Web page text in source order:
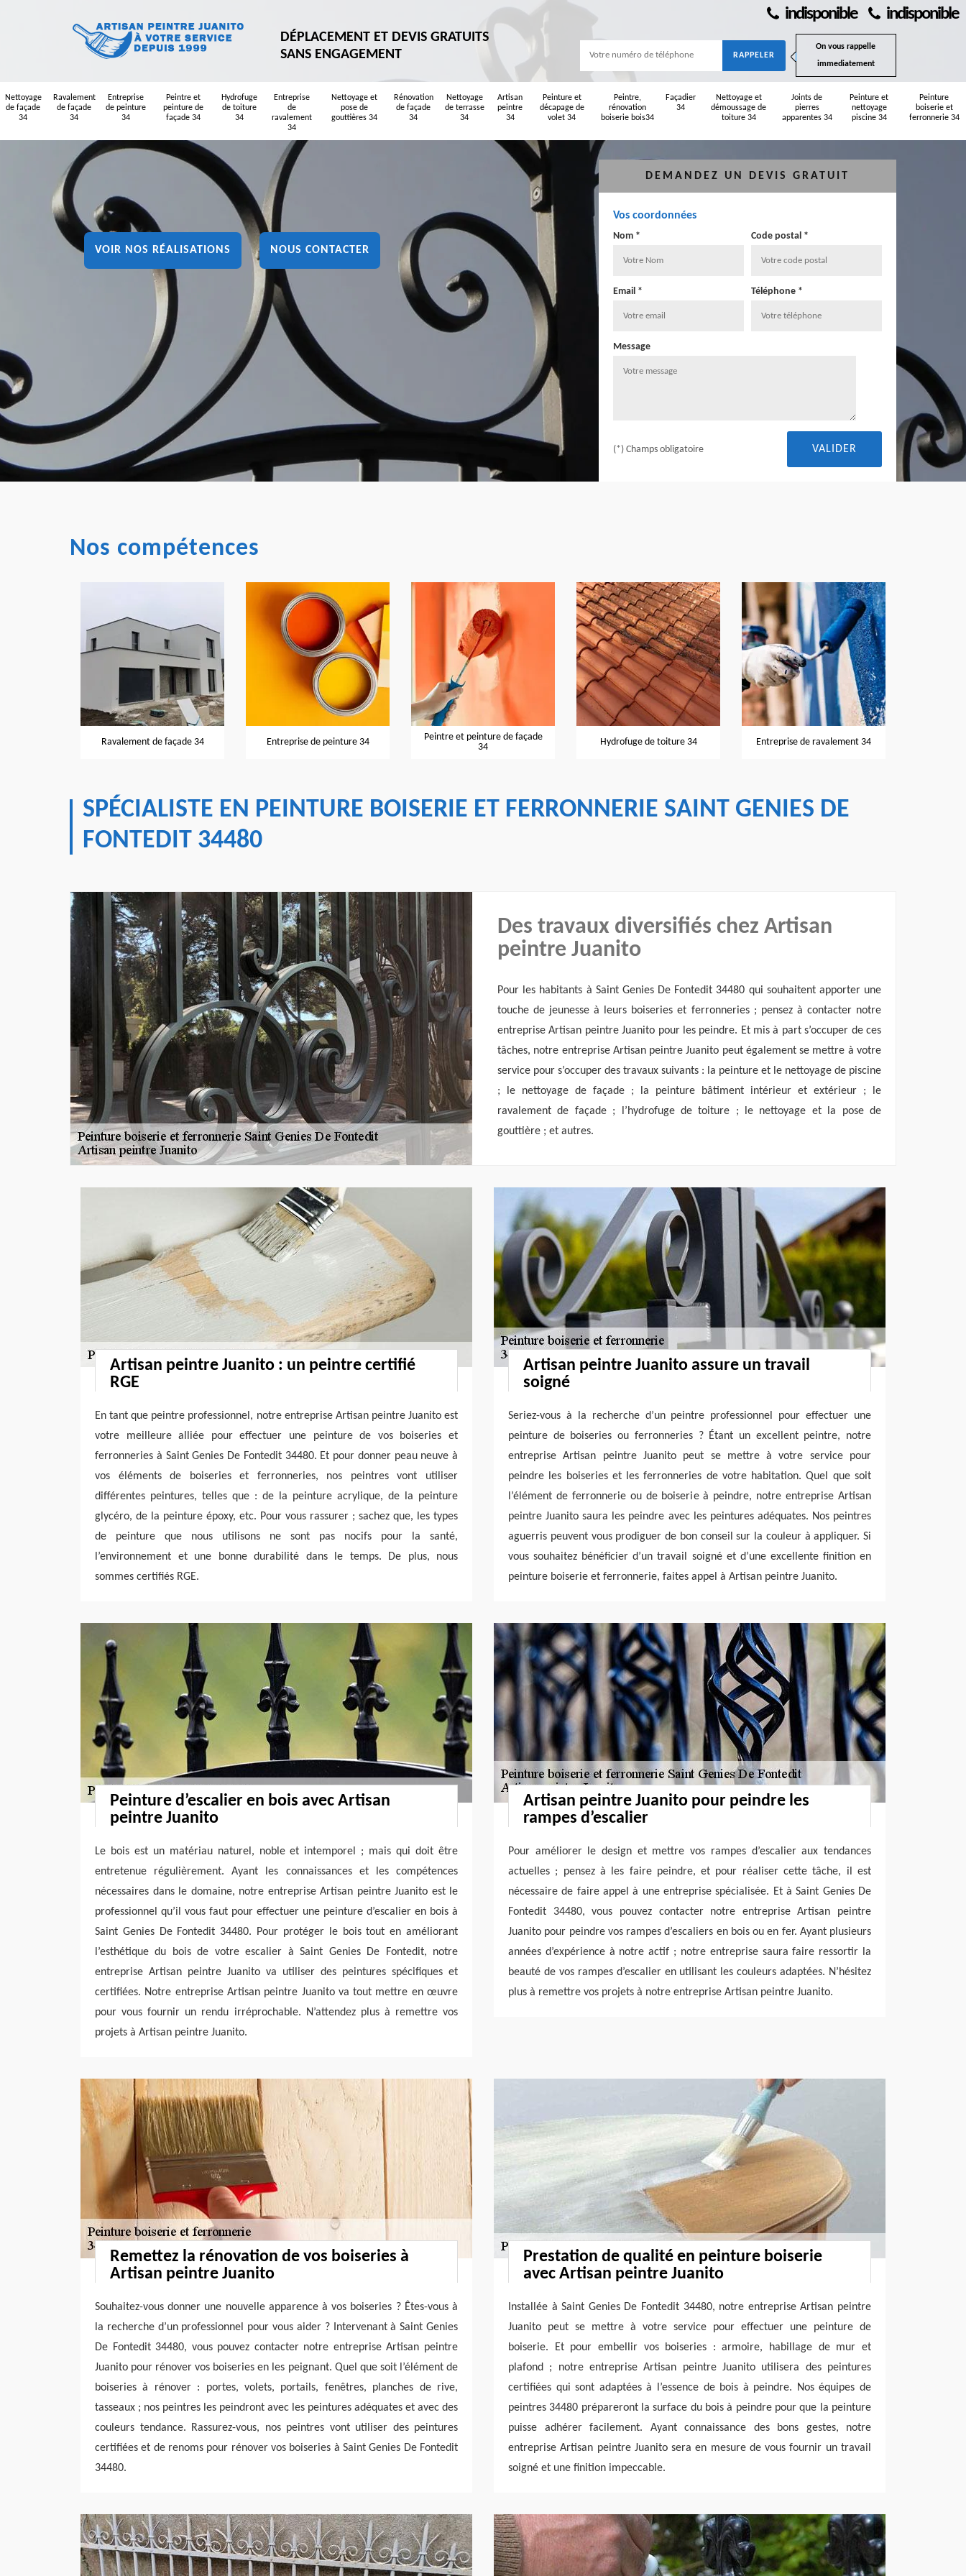
indisponible indisponible
DÉPLACEMENT ET DEVIS GRATUITS
SANS ENGAGEMENT
On vous rappelle
immediatement
Nettoyage
de façade
34
Ravalement
de façade
34
Entreprise
de peinture
34
Peintre et
peinture de
façade 34
Hydrofuge
de toiture
34
Entreprise
de
ravalement
34
Nettoyage et
pose de
gouttières 34
Rénovation
de façade
34
Nettoyage
de terrasse
34
Artisan
peintre
34
Peinture et
décapage de
volet 34
Peintre,
rénovation
boiserie bois34
Façadier
34
Nettoyage et
démoussage de
toiture 34
Joints de
pierres
apparentes 34
Peinture et
nettoyage
piscine 34
Peinture
boiserie et
ferronnerie 34
VOIR NOS RÉALISATIONS NOUS CONTACTER
DEMANDEZ UN DEVIS GRATUIT
Vos coordonnées
Nom * Code postal *
Email * Téléphone *
Message
(*) Champs obligatoire
Nos compétences
Ravalement de façade 34 Entreprise de peinture 34
Peintre et peinture de façade
34
Hydrofuge de toiture 34 Entreprise de ravalement 34
SPÉCIALISTE EN PEINTURE BOISERIE ET FERRONNERIE SAINT GENIES DE
FONTEDIT 34480
Des travaux diversifiés chez Artisan
peintre Juanito
Pour les habitants à Saint Genies De Fontedit 34480 qui souhaitent apporter une
touche de jeunesse à leurs boiseries et ferronneries ; pensez à contacter notre
entreprise Artisan peintre Juanito pour les peindre. Et mis à part s’occuper de ces
tâches, notre entreprise Artisan peintre Juanito peut également se mettre à votre
service pour s’occuper des travaux suivants : la peinture et le nettoyage de piscine
; le nettoyage de façade ; la peinture bâtiment intérieur et extérieur ; le
ravalement de façade ; l’hydrofuge de toiture ; le nettoyage et la pose de
gouttière ; et autres.
Artisan peintre Juanito : un peintre certifié
RGE
En tant que peintre professionnel, notre entreprise Artisan peintre Juanito est
votre meilleure alliée pour effectuer une peinture de vos boiseries et
ferronneries à Saint Genies De Fontedit 34480. Et pour donner peau neuve à
vos éléments de boiseries et ferronneries, nos peintres vont utiliser
différentes peintures, telles que : de la peinture acrylique, de la peinture
glycéro, de la peinture époxy, etc. Pour vous rassurer ; sachez que, les types
de peinture que nous utilisons ne sont pas nocifs pour la santé,
l’environnement et une bonne durabilité dans le temps. De plus, nous
sommes certifiés RGE.
Artisan peintre Juanito assure un travail
soigné
Seriez-vous à la recherche d’un peintre professionnel pour effectuer une
peinture de boiseries ou ferronneries ? Étant un excellent peintre, notre
entreprise Artisan peintre Juanito peut se mettre à votre service pour
peindre les boiseries et les ferronneries de votre habitation. Quel que soit
l’élément de ferronnerie ou de boiserie à peindre, notre entreprise Artisan
peintre Juanito saura les peindre avec les peintures adéquates. Nos peintres
aguerris peuvent vous prodiguer de bon conseil sur la couleur à appliquer. Si
vous souhaitez bénéficier d’un travail soigné et d’une excellente finition en
peinture boiserie et ferronnerie, faites appel à Artisan peintre Juanito.
Peinture d’escalier en bois avec Artisan
peintre Juanito
Le bois est un matériau naturel, noble et intemporel ; mais qui doit être
entretenue régulièrement. Ayant les connaissances et les compétences
nécessaires dans le domaine, notre entreprise Artisan peintre Juanito est le
professionnel qu’il vous faut pour effectuer une peinture d’escalier en bois à
Saint Genies De Fontedit 34480. Pour protéger le bois tout en améliorant
l’esthétique du bois de votre escalier à Saint Genies De Fontedit, notre
entreprise Artisan peintre Juanito va utiliser des peintures spécifiques et
certifiées. Notre entreprise Artisan peintre Juanito va tout mettre en œuvre
pour vous fournir un rendu irréprochable. N’attendez plus à remettre vos
projets à Artisan peintre Juanito.
Artisan peintre Juanito pour peindre les
rampes d’escalier
Pour améliorer le design et mettre vos rampes d’escalier aux tendances
actuelles ; pensez à les faire peindre, et pour réaliser cette tâche, il est
nécessaire de faire appel à une entreprise spécialisée. Et à Saint Genies De
Fontedit 34480, vous pouvez contacter notre entreprise Artisan peintre
Juanito pour peindre vos rampes d’escaliers en bois ou en fer. Ayant plusieurs
années d’expérience à notre actif ; notre entreprise saura faire ressortir la
beauté de vos rampes d’escalier en utilisant les couleurs adaptées. N’hésitez
plus à remettre vos projets à notre entreprise Artisan peintre Juanito.
Remettez la rénovation de vos boiseries à
Artisan peintre Juanito
Souhaitez-vous donner une nouvelle apparence à vos boiseries ? Êtes-vous à
la recherche d’un professionnel pour vous aider ? Intervenant à Saint Genies
De Fontedit 34480, vous pouvez contacter notre entreprise Artisan peintre
Juanito pour rénover vos boiseries en les peignant. Quel que soit l’élément de
boiseries à rénover : portes, volets, portails, fenêtres, planches de rive,
tasseaux ; nos peintres les peindront avec les peintures adéquates et avec des
couleurs tendance. Rassurez-vous, nos peintres vont utiliser des peintures
certifiées et de renoms pour rénover vos boiseries à Saint Genies De Fontedit
34480.
Prestation de qualité en peinture boiserie
avec Artisan peintre Juanito
Installée à Saint Genies De Fontedit 34480, notre entreprise Artisan peintre
Juanito peut se mettre à votre service pour effectuer une peinture de
boiserie. Et pour embellir vos boiseries : armoire, habillage de mur et
plafond ; notre entreprise Artisan peintre Juanito utilisera des peintures
certifiées qui sont adaptées à l’essence de bois à peindre. Nos équipes de
peintres 34480 prépareront la surface du bois à peindre pour que la peinture
puisse adhérer facilement. Ayant connaissance des bons gestes, notre
entreprise Artisan peintre Juanito sera en mesure de vous fournir un travail
soigné et une finition impeccable.